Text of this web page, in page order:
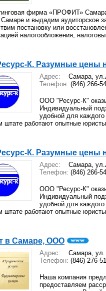
фирма «ПРОФИТ»
и выдадим аудиторское
постановку или
налогообложения,
К. Разумные цены
Адрес:
Самара,
Телефон: (846) 266-
ООО "Ресурс-К"
Индивидуальный
удобной для каждого
штате работают опытные
К. Разумные цены
Адрес:
Самара,
Телефон: (846) 266-
ООО "Ресурс-К"
Индивидуальный
удобной для каждого
штате работают опытные
в Самаре, ООО
Адрес:
Самара, ул.
Телефон: (846) 276-
Наша компания
предоставляем